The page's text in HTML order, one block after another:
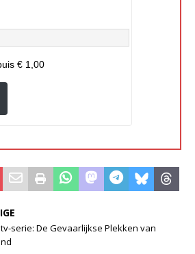
€ 1,00
serie: De Gevaarlijkse Plekken van